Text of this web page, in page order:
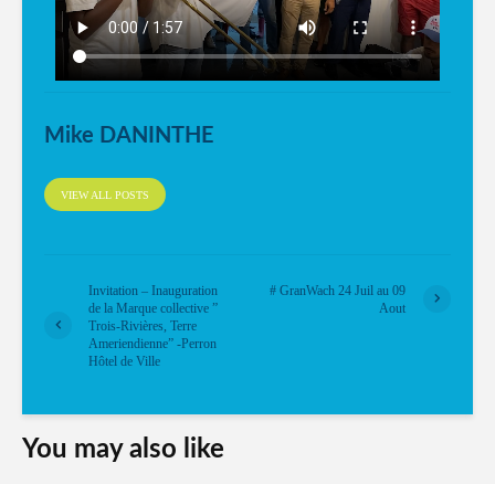
Mike DANINTHE
VIEW ALL POSTS
Invitation – Inauguration
de la Marque collective ”
Trois-Rivières, Terre
Ameriendienne” -Perron
Hôtel de Ville
# GranWach 24 Juil au 09
Aout
You may also like